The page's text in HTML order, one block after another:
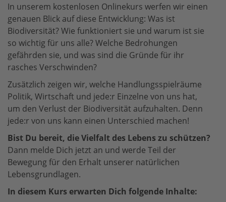
In unserem kostenlosen Onlinekurs werfen wir einen
genauen Blick auf diese Entwicklung: Was ist
Biodiversität? Wie funktioniert sie und warum ist sie
so wichtig für uns alle? Welche Bedrohungen
gefährden sie, und was sind die Gründe für ihr
rasches Verschwinden?
Zusätzlich zeigen wir, welche Handlungsspielräume
Politik, Wirtschaft und jede:r Einzelne von uns hat,
um den Verlust der Biodiversität aufzuhalten. Denn
jede:r von uns kann einen Unterschied machen!
Bist Du bereit, die Vielfalt des Lebens zu schützen?
Dann melde Dich jetzt an und werde Teil der
Bewegung für den Erhalt unserer natürlichen
Lebensgrundlagen.
In diesem Kurs erwarten Dich folgende Inhalte: